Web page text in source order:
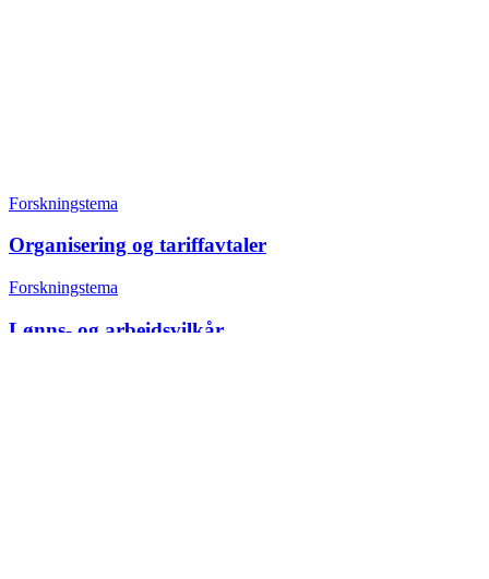
Forskningstema
Organisering og tariffavtaler
Forskningstema
Lønns- og arbeidsvilkår